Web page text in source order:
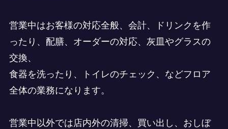
営業中はお客様の対応全般、会計、ドリンクを作
ったり、配膳、オーダーの対応、灰皿やグラスの
交換、
食器を洗ったり、トイレのチェック、などフロア
全体の業務になります。
営業中以外では店内外の清掃、買い出し、おしぼ